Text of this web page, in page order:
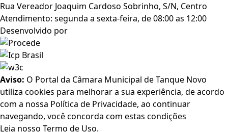
Rua Vereador Joaquim Cardoso Sobrinho, S/N, Centro
Atendimento: segunda a sexta-feira, de 08:00 as 12:00
Desenvolvido por
Aviso: O Portal da Câmara Municipal de Tanque Novo
utiliza cookies para melhorar a sua experiência, de acordo
com a nossa Política de Privacidade, ao continuar
navegando, você concorda com estas condições
Leia nosso Termo de Uso.